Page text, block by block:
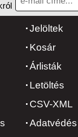
Jelöltek
Kosár
Árlisták
Letöltés
CSV-XML
Adatvédés